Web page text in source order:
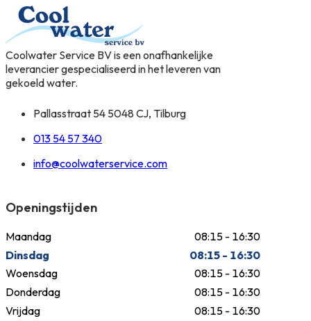
Coolwater Service BV is een onafhankelijke
leverancier gespecialiseerd in het leveren van
gekoeld water.
Pallasstraat 54 5048 CJ, Tilburg
013 54 57 340
info@coolwaterservice.com
Openingstijden
Maandag
08:15 - 16:30
Dinsdag
08:15 - 16:30
Woensdag
08:15 - 16:30
Donderdag
08:15 - 16:30
Vrijdag
08:15 - 16:30